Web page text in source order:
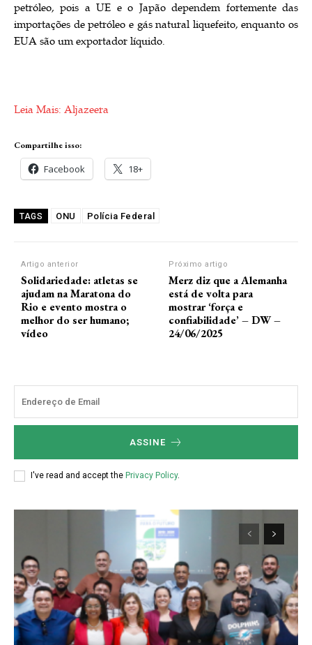
petróleo, pois a UE e o Japão dependem fortemente das
importações de petróleo e gás natural liquefeito, enquanto os
EUA são um exportador líquido.
Leia Mais: Aljazeera
Compartilhe isso:
Facebook 18+
TAGS ONU Polícia Federal
Artigo anterior
Solidariedade: atletas se
ajudam na Maratona do
Rio e evento mostra o
melhor do ser humano;
vídeo
Próximo artigo
Merz diz que a Alemanha
está de volta para
mostrar ‘força e
confiabilidade’ – DW –
24/06/2025
ASSINE
I've read and accept the Privacy Policy.